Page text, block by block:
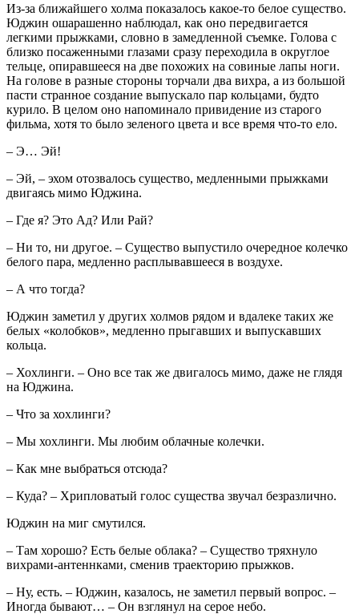
Из-за ближайшего холма показалось какое-то белое существо.
Юджин ошарашенно наблюдал, как оно передвигается
легкими прыжками, словно в замедленной съемке. Голова с
близко посаженными глазами сразу переходила в округлое
тельце, опиравшееся на две похожих на совиные лапы ноги.
На голове в разные стороны торчали два вихра, а из большой
пасти странное создание выпускало пар кольцами, будто
курило. В целом оно напоминало привидение из старого
фильма, хотя то было зеленого цвета и все время что-то ело.
– Э… Эй!
– Эй, – эхом отозвалось существо, медленными прыжками
двигаясь мимо Юджина.
– Где я? Это Ад? Или Рай?
– Ни то, ни другое. – Существо выпустило очередное колечко
белого пара, медленно расплывавшееся в воздухе.
– А что тогда?
Юджин заметил у других холмов рядом и вдалеке таких же
белых «колобков», медленно прыгавших и выпускавших
кольца.
– Хохлинги. – Оно все так же двигалось мимо, даже не глядя
на Юджина.
– Что за хохлинги?
– Мы хохлинги. Мы любим облачные колечки.
– Как мне выбраться отсюда?
– Куда? – Хрипловатый голос существа звучал безразлично.
Юджин на миг смутился.
– Там хорошо? Есть белые облака? – Существо тряхнуло
вихрами-антеннками, сменив траекторию прыжков.
– Ну, есть. – Юджин, казалось, не заметил первый вопрос. –
Иногда бывают… – Он взглянул на серое небо.